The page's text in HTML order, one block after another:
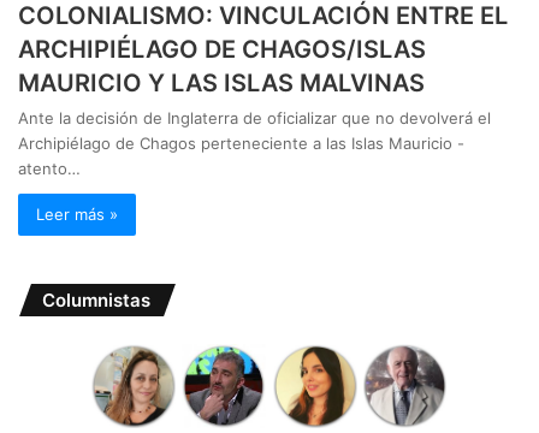
COLONIALISMO: VINCULACIÓN ENTRE EL
ARCHIPIÉLAGO DE CHAGOS/ISLAS
MAURICIO Y LAS ISLAS MALVINAS
Ante la decisión de Inglaterra de oficializar que no devolverá el
Archipiélago de Chagos perteneciente a las Islas Mauricio -
atento…
Leer más »
Columnistas